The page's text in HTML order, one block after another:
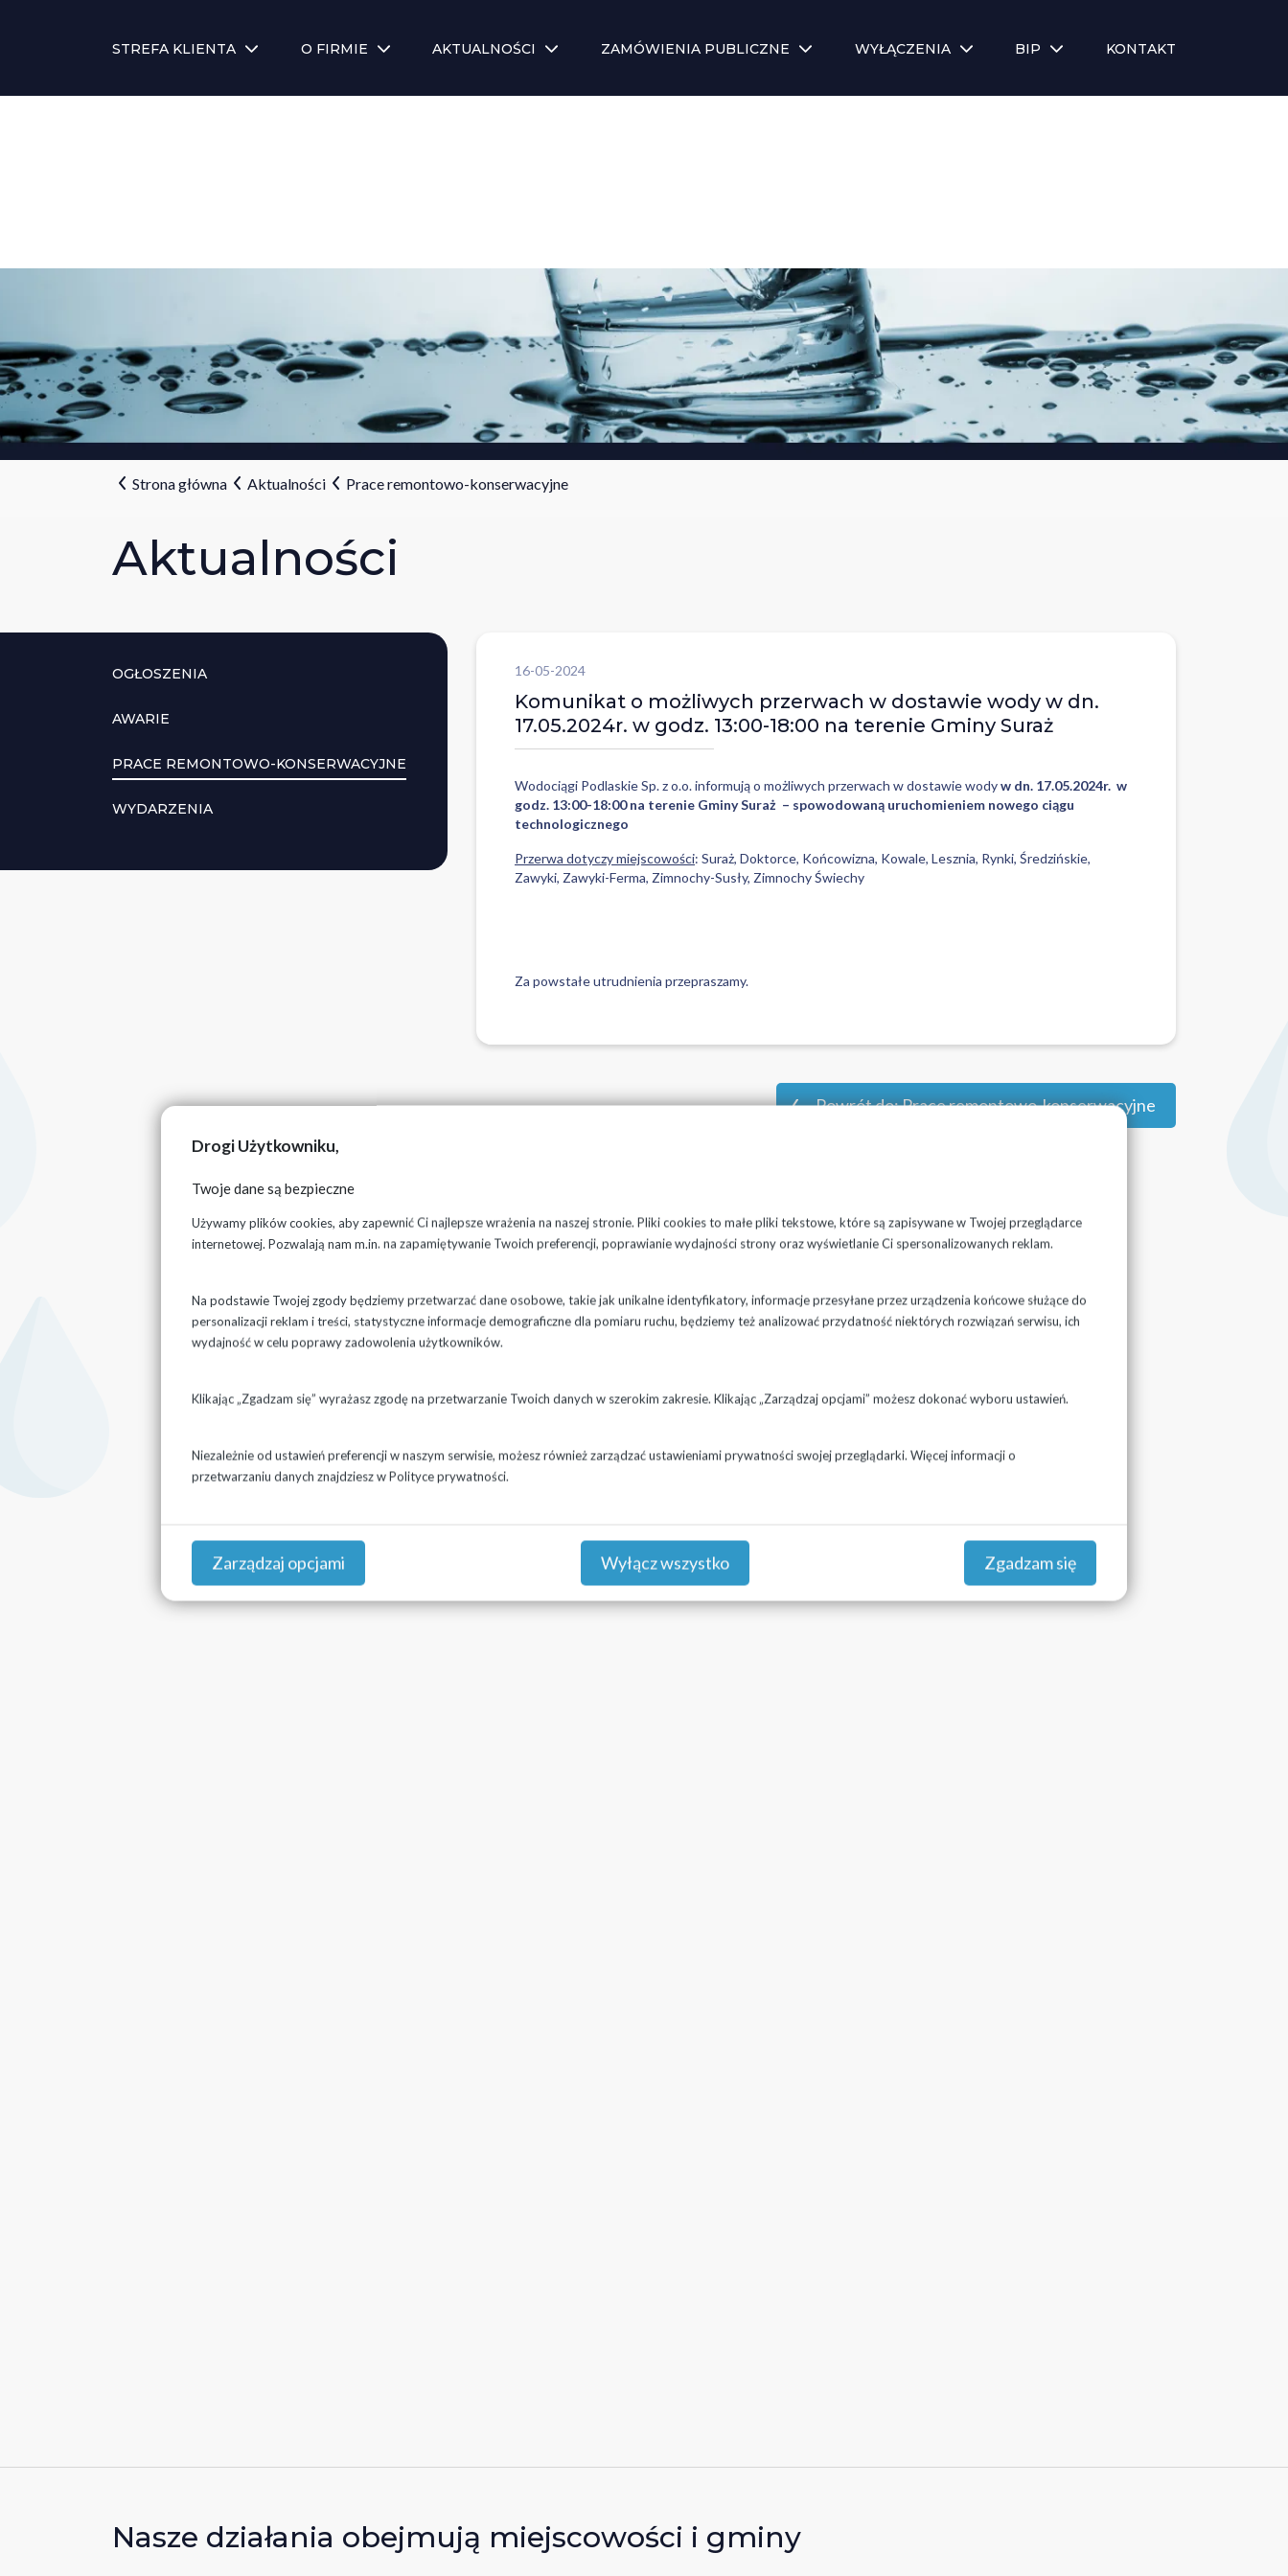
Drogi Użytkowniku,
Twoje dane są bezpieczne
Używamy plików cookies, aby zapewnić Ci najlepsze wrażenia na naszej stronie. Pliki cookies to małe pliki tekstowe, które są zapisywane w Twojej przeglądarce
internetowej. Pozwalają nam m.in. na zapamiętywanie Twoich preferencji, poprawianie wydajności strony oraz wyświetlanie Ci spersonalizowanych reklam.
Na podstawie Twojej zgody będziemy przetwarzać dane osobowe, takie jak unikalne identyfikatory, informacje przesyłane przez urządzenia końcowe służące do
personalizacji reklam i treści, statystyczne informacje demograficzne dla pomiaru ruchu, będziemy też analizować przydatność niektórych rozwiązań serwisu, ich
wydajność w celu poprawy zadowolenia użytkowników.
Klikając „Zgadzam się” wyrażasz zgodę na przetwarzanie Twoich danych w szerokim zakresie. Klikając „Zarządzaj opcjami” możesz dokonać wyboru ustawień.
Niezależnie od ustawień preferencji w naszym serwisie, możesz również zarządzać ustawieniami prywatności swojej przeglądarki. Więcej informacji o
przetwarzaniu danych znajdziesz wPolityce prywatności.
Zarządzaj opcjami Wyłącz wszystko Zgadzam się
STREFA KLIENTA O FIRMIE AKTUALNOŚCI ZAMÓWIENIA PUBLICZNE WYŁĄCZENIA BIP KONTAKT
Strona główna Aktualności Prace remontowo-konserwacyjne
Aktualności
OGŁOSZENIA
AWARIE
PRACE REMONTOWO-KONSERWACYJNE
WYDARZENIA
16-05-2024
Komunikat o możliwych przerwach w dostawie wody w dn.
17.05.2024r. w godz. 13:00-18:00 na terenie Gminy Suraż
Wodociągi Podlaskie Sp. z o.o. informują o możliwych przerwach w dostawie wodyw dn. 17.05.2024r. w
godz. 13:00-18:00 na terenie Gminy Suraż – spowodowaną uruchomieniem nowego ciągu
technologicznego
Przerwa dotyczy miejscowości: Suraż, Doktorce, Końcowizna, Kowale, Lesznia, Rynki, Średzińskie,
Zawyki, Zawyki-Ferma, Zimnochy-Susły, Zimnochy Świechy
Za powstałe utrudnienia przepraszamy.
Powrót do: Prace remontowo-konserwacyjne
Nasze działania obejmują miejscowości i gminy